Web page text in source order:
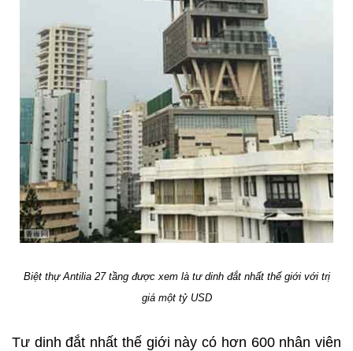
Biệt thự Antilia 27 tầng được xem là tư dinh đắt nhất thế giới với trị
giá một tỷ USD
Tư dinh đắt nhất thế giới này có hơn 600 nhân viên